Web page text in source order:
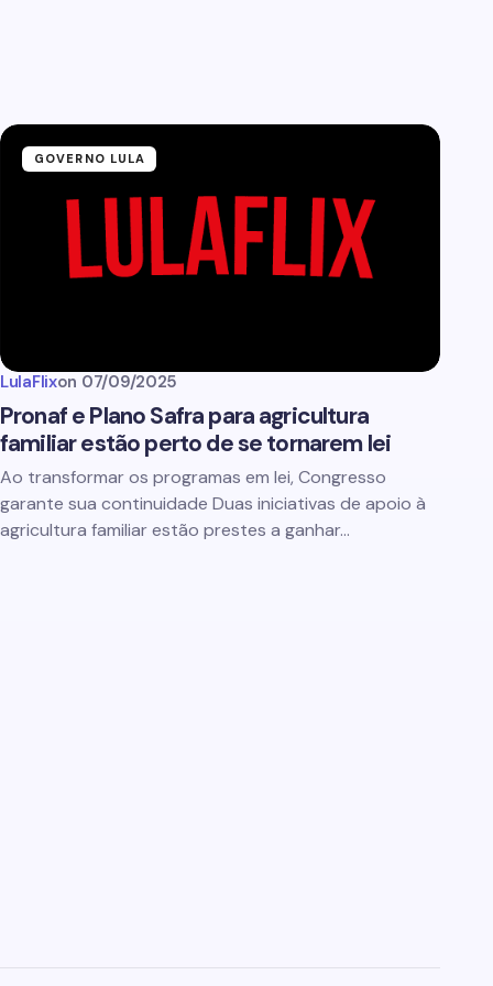
GOVERNO LULA
LulaFlixon 07/09/2025
Pronaf e Plano Safra para agricultura
familiar estão perto de se tornarem lei
Ao transformar os programas em lei, Congresso
garante sua continuidade Duas iniciativas de apoio à
agricultura familiar estão prestes a ganhar…